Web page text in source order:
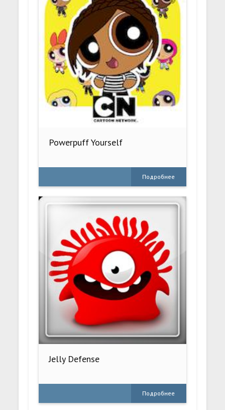
Powerpuff Yourself
Подробнее
Jelly Defense
Подробнее